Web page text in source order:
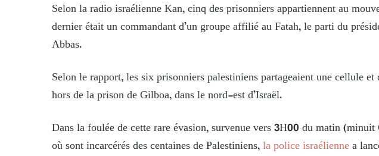
Selon la radio israélienne Kan, cinq des prisonniers appartiennent au
dernier était un commandant d’un groupe affilié au Fatah, le parti du
Abbas.
Selon le rapport, les six prisonniers palestiniens partageaient une cellule
hors de la prison de Gilboa, dans le nord-est d’Israël.
Dans la foulée de cette rare évasion, survenue vers 3H00 du matin
où sont incarcérés des centaines de Palestiniens,la police israéliennea